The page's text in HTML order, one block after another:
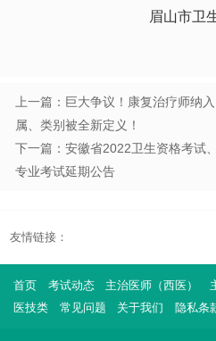
眉山市卫
上一篇：巨大争议！康复治疗师纳
属、类别被全新定义！
下一篇：安徽省2022卫生资格考试
专业考试延期公告
友情链接：
首页 考试动态 主治医师（西医）
医技类
常见问题 关于我们 隐私条